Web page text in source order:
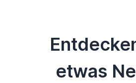
etwas